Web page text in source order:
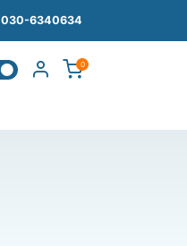
030-6340634
0